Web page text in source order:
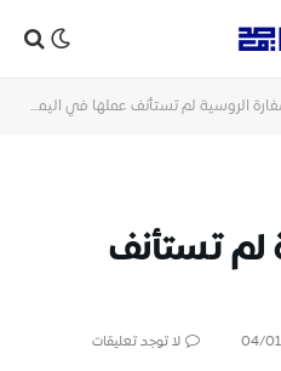
الروسية لم تستأنف عملها في اليمن
لم تستأنف
04/
لا توجد تعليقات